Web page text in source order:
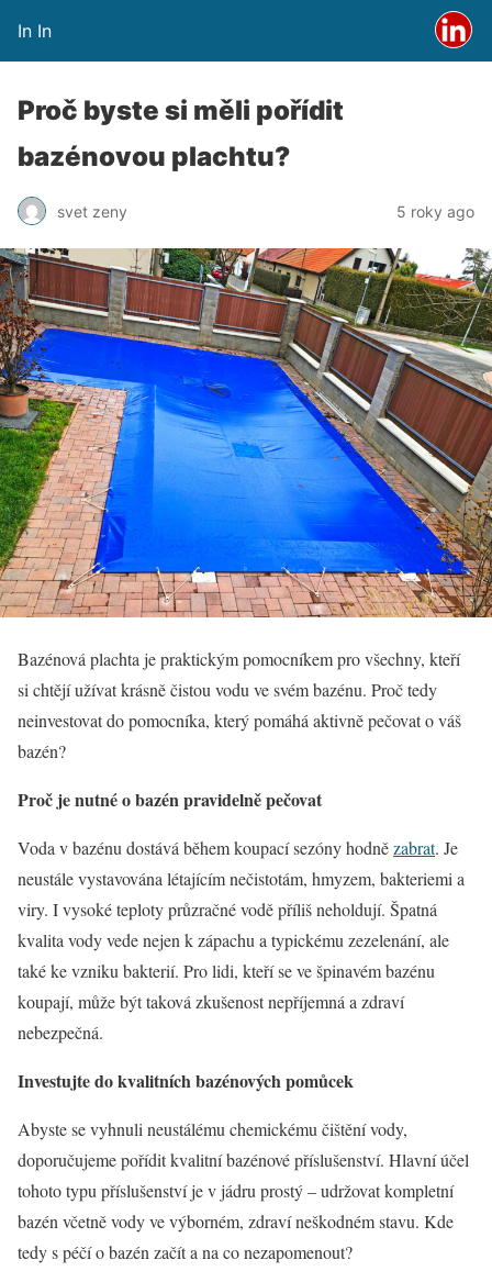
In In
Proč byste si měli pořídit
bazénovou plachtu?
svet zeny 5 roky ago
Bazénová plachta je praktickým pomocníkem pro všechny, kteří
si chtějí užívat krásně čistou vodu ve svém bazénu. Proč tedy
neinvestovat do pomocníka, který pomáhá aktivně pečovat o váš
bazén?
Proč je nutné o bazén pravidelně pečovat
Voda v bazénu dostává během koupací sezóny hodnězabrat. Je
neustále vystavována létajícím nečistotám, hmyzem, bakteriemi a
viry. I vysoké teploty průzračné vodě příliš neholdují. Špatná
kvalita vody vede nejen k zápachu a typickému zezelenání, ale
také ke vzniku bakterií. Pro lidi, kteří se ve špinavém bazénu
koupají, může být taková zkušenost nepříjemná a zdraví
nebezpečná.
Investujte do kvalitních bazénových pomůcek
Abyste se vyhnuli neustálému chemickému čištění vody,
doporučujeme pořídit kvalitní bazénové příslušenství. Hlavní účel
tohoto typu příslušenství je v jádru prostý – udržovat kompletní
bazén včetně vody ve výborném, zdraví neškodném stavu. Kde
tedy s péčí o bazén začít a na co nezapomenout?